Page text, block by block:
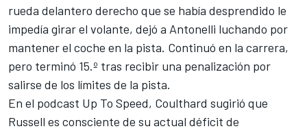
rueda delantero derecho que se había desprendido le
impedía girar el volante, dejó a Antonelli luchando por
mantener el coche en la pista. Continuó en la carrera,
pero terminó 15.º tras recibir una penalización por
salirse de los límites de la pista.
En el podcast Up To Speed, Coulthard sugirió que
Russell es consciente de su actual déficit de